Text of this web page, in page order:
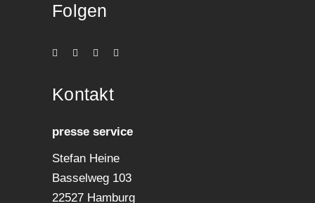
Folgen
Kon­takt
pres­se service
Ste­fan Heine
Bas­sel­weg 103
22527 Hamburg